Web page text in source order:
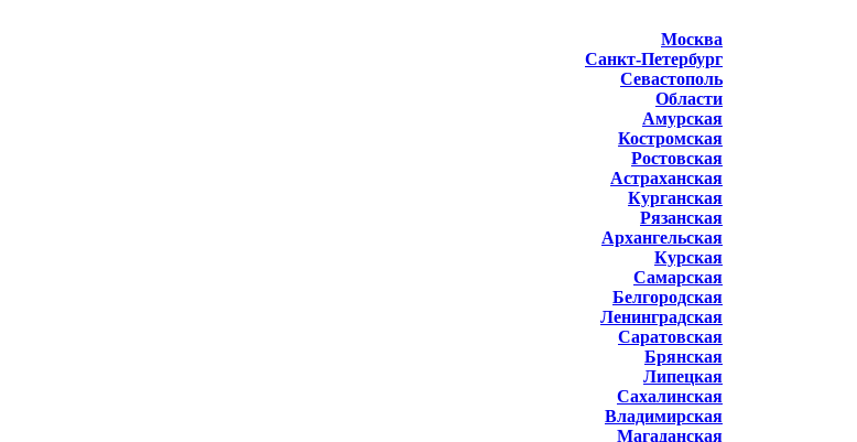
Москва
Санкт-Петербург
Севастополь
Области
Амурская
Костромская
Ростовская
Астраханская
Курганская
Рязанская
Архангельская
Курская
Самарская
Белгородская
Ленинградская
Саратовская
Брянская
Липецкая
Сахалинская
Владимирская
Магаданская